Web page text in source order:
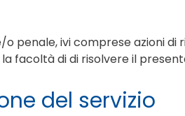
o penale, ivi comprese azioni
facoltà di di risolvere il
del servizio